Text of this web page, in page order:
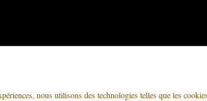
nous utilisons des technologies telles que les